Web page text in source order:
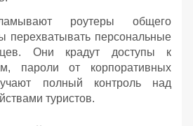
роутеры общего
перехватывать персональные
Они крадут доступы к
пароли от корпоративных
полный контроль над
туристов.